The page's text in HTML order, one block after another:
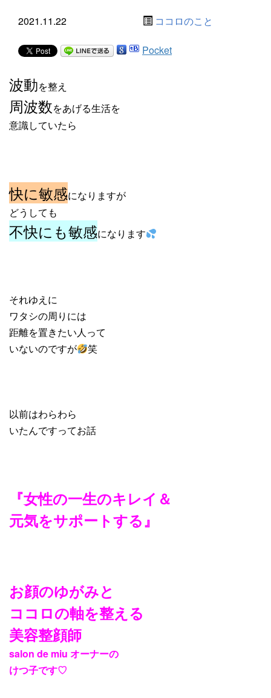
2021.11.22 ココロのこと
Pocket
波動を整え
周波数をあげる生活を
意識していたら
快に敏感になりますが
どうしても
不快にも敏感になります
それゆえに
ワタシの周りには
距離を置きたい人って
いないのですが
笑
以前はわらわら
いたんですってお話
『女性の一生のキレイ＆
元気をサポートする』
お顔のゆがみと
ココロの軸を整える
美容整顔師
salon de miu オーナーの
けつ子です♡